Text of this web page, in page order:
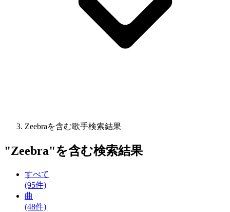
Zeebraを含む歌手検索結果
"Zeebra"を含む検索結果
すべて
(95件)
曲
(48件)